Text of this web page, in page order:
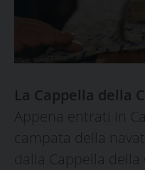
La Cappella della
Appena entrati in
campata della
dalla Cappella